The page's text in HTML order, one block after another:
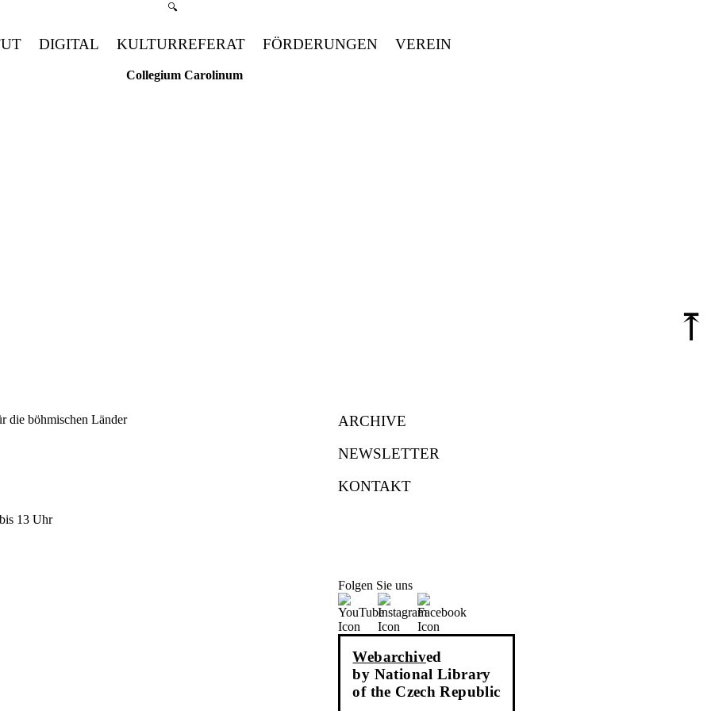
Suchmenü öffnen
🔍
DIGITAL KULTURREFERAT FÖRDERUNGEN VEREIN
Collegium Carolinum
⤒
13 Uhr
ARCHIVE
NEWSLETTER
KONTAKT
Folgen Sie uns
Webarchived
by National Library
of the Czech Republic